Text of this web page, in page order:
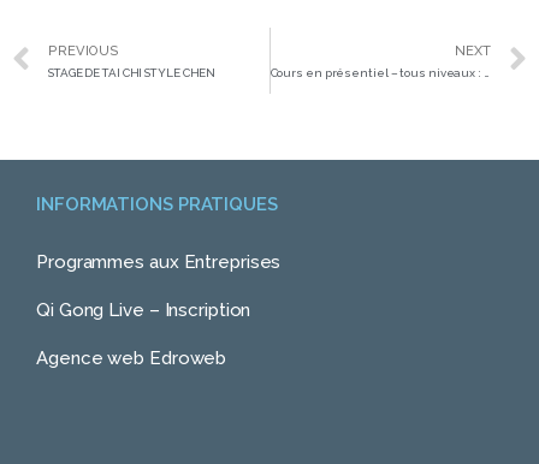
PREVIOUS
STAGE DE TAI CHI STYLE CHEN
NEXT
INFORMATIONS PRATIQUES
Programmes aux Entreprises
Qi Gong Live – Inscription
Agence web Edroweb